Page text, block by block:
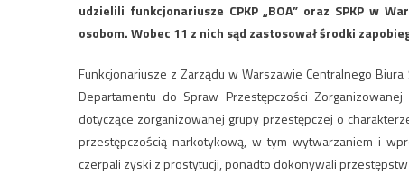
udzielili funkcjonariusze CPKP „BOA” oraz SPKP w
osobom. Wobec 11 z nich sąd zastosował środki
Funkcjonariusze z Zarządu w Warszawie Centralnego
Departamentu do Spraw Przestępczości
dotyczące zorganizowanej grupy przestępczej o
przestępczością narkotykową, w tym wytwarzaniem i
czerpali zyski z prostytucji, ponadto dokonywali